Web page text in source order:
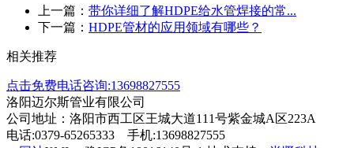
上一篇： 带你详细了解HDPE给水管焊接的常...
下一篇： HDPE管材的应用领域有哪些？
相关推荐
点击免费电话咨询:13698827555
洛阳迈尔斯管业有限公司
公司地址：洛阳市西工区王城大道111号紫金城A区223A
电话:0379-65265333 手机:13698827555